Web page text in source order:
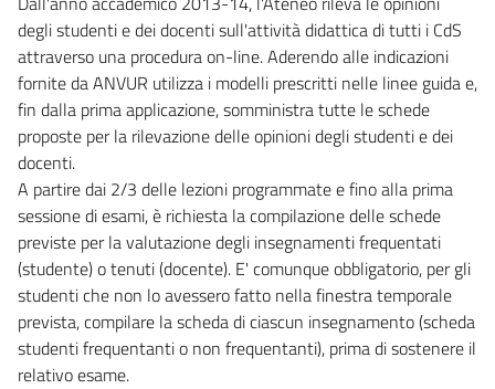
degli studenti e dei docenti sull'attività didattica di tutti i CdS
attraverso una procedura on-line. Aderendo alle indicazioni
fornite da ANVUR utilizza i modelli prescritti nelle linee guida e,
fin dalla prima applicazione, somministra tutte le schede
proposte per la rilevazione delle opinioni degli studenti e dei
docenti.
A partire dai 2/3 delle lezioni programmate e fino alla prima
sessione di esami, è richiesta la compilazione delle schede
previste per la valutazione degli insegnamenti frequentati
(studente) o tenuti (docente). E' comunque obbligatorio, per gli
studenti che non lo avessero fatto nella finestra temporale
prevista, compilare la scheda di ciascun insegnamento (scheda
studenti frequentanti o non frequentanti), prima di sostenere il
relativo esame.